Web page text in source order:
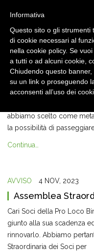
GITE 6 NOV, 2023
Mercatini di Natale
abbiamo scelto come
la possibilità di
Continua…
AVVISO 4 NOV, 2023
Assemblea
Cari Soci della Pro Loco
giunto alla sua scadenza
rinnovarlo. Abbiamo
Straordinaria dei Soci per
Informativa
Questo sito o gli strumenti
di cookie necessari al
nella cookie policy. Se
a tutti o ad alcuni cookie,
Chiudendo questo
su un link o proseguendo
acconsenti all’uso dei